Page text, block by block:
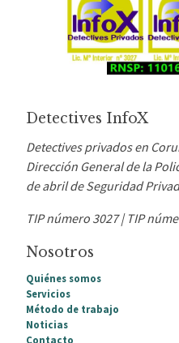
Detectives InfoX
Detectives privados en
Dirección General de la
de abril de Seguridad
TIP número 3027 | TIP
Nosotros
Quiénes somos
Servicios
Método de trabajo
Noticias
Contacto